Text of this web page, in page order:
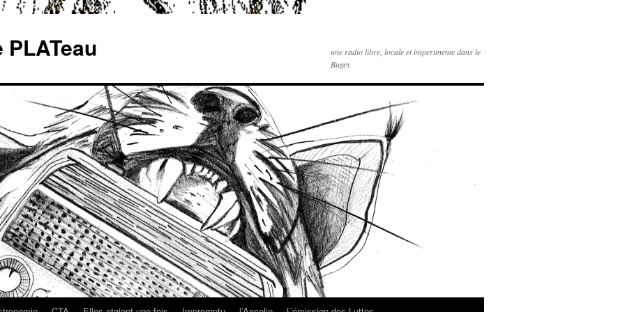
une radio libre, locale et impertinente dans le
Bugey